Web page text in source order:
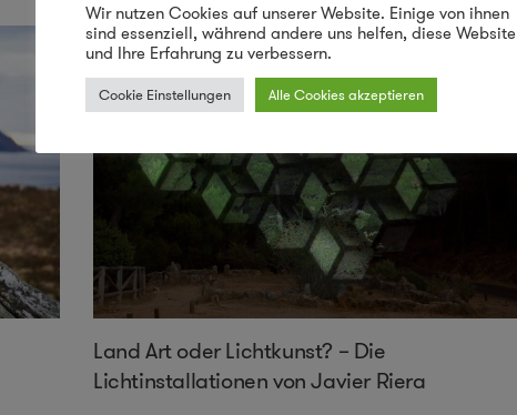
Land Art oder Lichtkunst? – Die
Lichtinstallationen von Javier Riera
Wir nutzen Cookies auf unserer Website. Einige von ihnen
sind essenziell, während andere uns helfen, diese Website
und Ihre Erfahrung zu verbessern.
Cookie Einstellungen Alle Cookies akzeptieren